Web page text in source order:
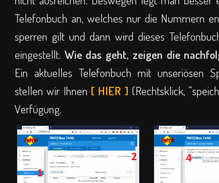
Telefonbuch an, welches nur die Nummern
sperren gilt und dann wird dieses
eingestellt. Wie das geht, zeigen die
Ein aktuelles Telefonbuch mit unseriösen
stellen wir Ihnen [ HIER ] (Rechtsklick,
Verfügung.